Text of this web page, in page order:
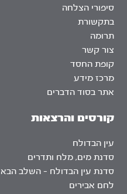
סיפורי הצלחה
בתקשורת
תרומה
צור קשר
קופת החסד
מרכז מידע
אתר בסוד הדברים
קורסים והרצאות
עין הבדולח
סדנת מים, מלח ותדרים
סדנת עין הבדולח – השלב הבא
לחם אבירים